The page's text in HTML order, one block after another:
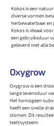
Kokos is een
diverse vormen
herbewaterbaar en
Kokos is ideaal
een gebruiksduur
geleverd met alle
Oxygrow
Oxygrow is een
lange levensduur
Het homogeen
heeft een snelle
stomen. Dit
teeltsysteem.